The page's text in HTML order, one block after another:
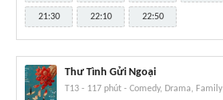
21:30 22:10 22:50
Thư Tình Gửi Ngoại
T13 - 117 phút - Comedy, Drama, Family